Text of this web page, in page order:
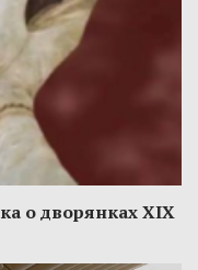
о дворянках XIX